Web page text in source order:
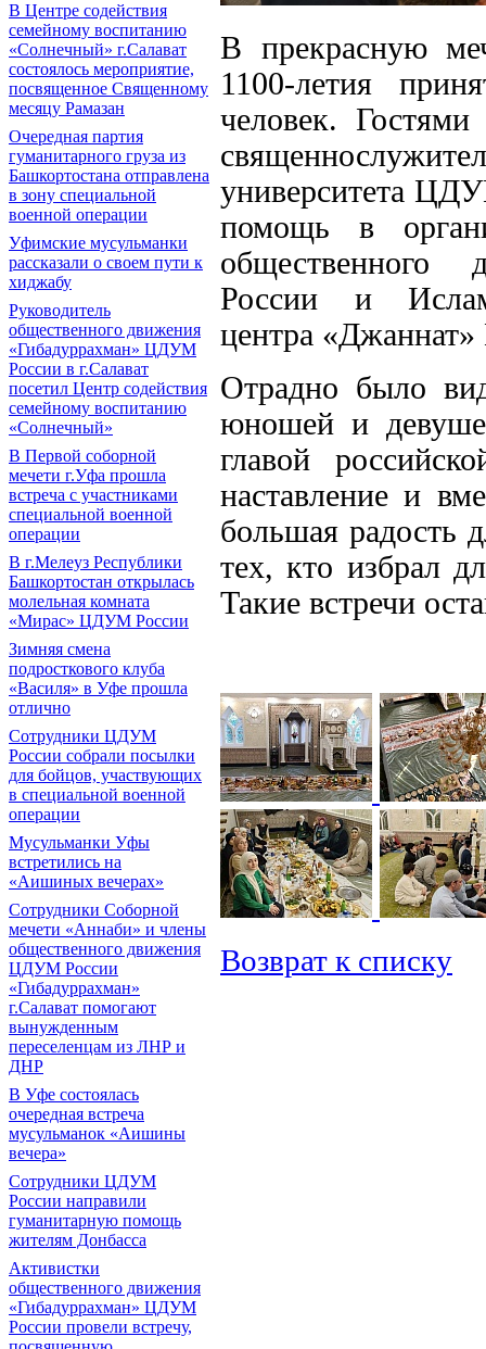
В Центре содействия
семейному воспитанию
«Солнечный» г.Салават
состоялось мероприятие,
посвященное Священному
месяцу Рамазан
Очередная партия
гуманитарного груза из
Башкортостана отправлена
в зону специальной
военной операции
Уфимские мусульманки
рассказали о своем пути к
хиджабу
Руководитель
общественного движения
«Гибадуррахман» ЦДУМ
России в г.Салават
посетил Центр содействия
семейному воспитанию
«Солнечный»
В Первой соборной
мечети г.Уфа прошла
встреча с участниками
специальной военной
операции
В г.Мелеуз Республики
Башкортостан открылась
молельная комната
«Мирас» ЦДУМ России
Зимняя смена
подросткового клуба
«Василя» в Уфе прошла
отлично
Сотрудники ЦДУМ
России собрали посылки
для бойцов, участвующих
в специальной военной
операции
Мусульманки Уфы
встретились на
«Аишиных вечерах»
Сотрудники Соборной
мечети «Аннаби» и члены
общественного движения
ЦДУМ России
«Гибадуррахман»
г.Салават помогают
вынужденным
переселенцам из ЛНР и
ДНР
В Уфе состоялась
очередная встреча
мусульманок «Аишины
вечера»
Сотрудники ЦДУМ
России направили
гуманитарную помощь
жителям Донбасса
Активистки
общественного движения
«Гибадуррахман» ЦДУМ
России провели встречу,
В прекрасную
1100-летия
человек.
университета
помощь в
России и
центра
Отрадно было
юношей и
главой
наставление и
большая радость
тех, кто избрал
Такие встречи
Возврат к списку